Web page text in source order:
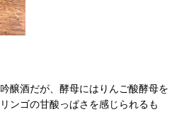
醸酒だが、酵母にはりんご酸酵母を
ンゴの甘酸っぱさを感じられるも